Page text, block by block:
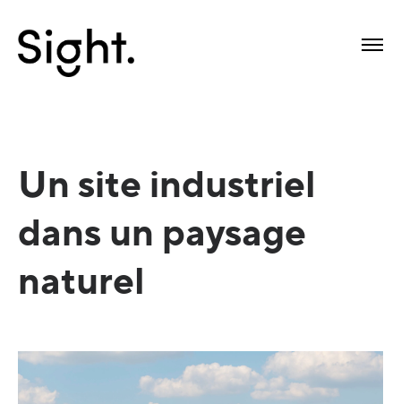
Un site industriel
dans un paysage
naturel